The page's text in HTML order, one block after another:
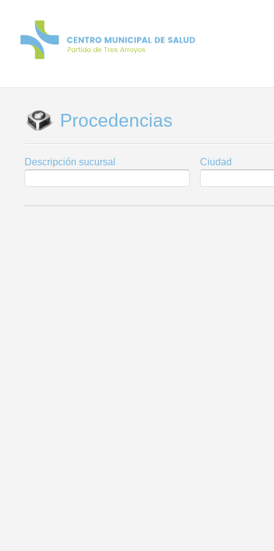
Procedencias
Descripción sucursal Ciudad